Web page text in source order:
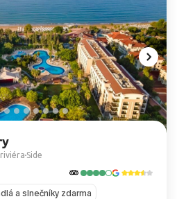
Side
a slnečníky zdarma